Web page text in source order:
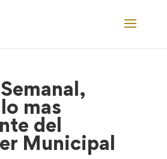
mas
del
Municipal